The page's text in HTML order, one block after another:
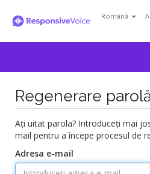
Română
Regenerare
Ați uitat parola? Introduceți mai
mail pentru a începe procesul de
Adresa e-mail